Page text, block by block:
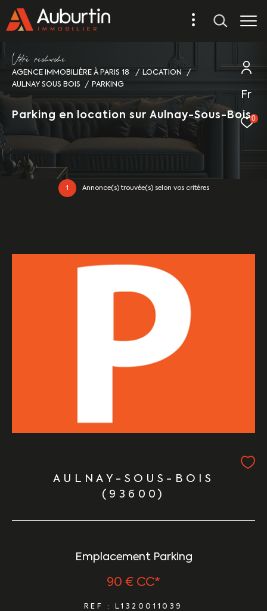
Fr
0
Vore recece
AGENCE IMMOBILIÈRE À PARIS 18
LOCATION
AULNAY SOUS BOIS
PARKING
Parking en location sur Aulnay-Sous-Bois
1 Annonce(s) trouvée(s) selon vos critères
AULNAY-SOUS-BOIS
(93600)
Emplacement Parking
90 € CC*
REF : L1320011039